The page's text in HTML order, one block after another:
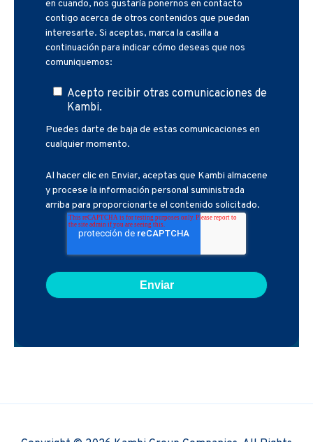
en cuando, nos gustaría ponernos en contacto
contigo acerca de otros contenidos que puedan
interesarte. Si aceptas, marca la casilla a
continuación para indicar cómo deseas que nos
comuniquemos:
Acepto recibir otras comunicaciones de
Kambi.
Puedes darte de baja de estas comunicaciones en
cualquier momento.
Al hacer clic en Enviar, aceptas que Kambi almacene
y procese la información personal suministrada
arriba para proporcionarte el contenido solicitado.